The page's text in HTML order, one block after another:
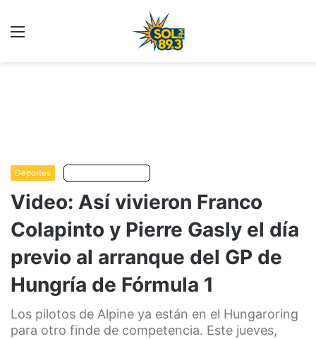
Deportes
Video: Así vivieron Franco
Colapinto y Pierre Gasly el día
previo al arranque del GP de
Hungría de Fórmula 1
Los pilotos de Alpine ya están en el Hungaroring
para otro finde de competencia. Este jueves,